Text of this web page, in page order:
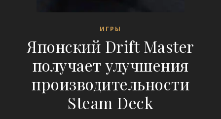
ИГРЫ
Японский Drift Master
получает улучшения
производительности
Steam Deck